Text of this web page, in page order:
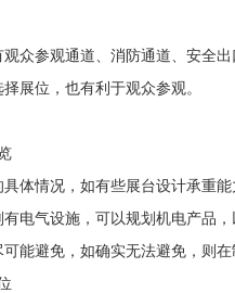
参观通道、消防通道、安全出
展位，也有利于观众参观。
情况，如有些展台设计承重能
电气设施，可以规划机电产品
能避免，如确实无法避免，则在